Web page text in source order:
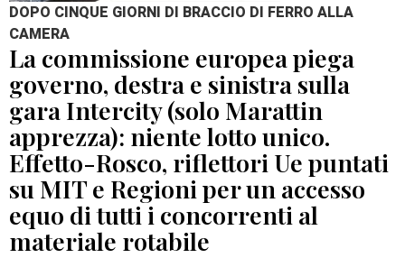
DOPO CINQUE GIORNI DI BRACCIO DI FERRO ALLA
CAMERA
La commissione europea piega
governo, destra e sinistra sulla
gara Intercity (solo Marattin
apprezza): niente lotto unico.
Effetto-Rosco, riflettori Ue puntati
su MIT e Regioni per un accesso
equo di tutti i concorrenti al
materiale rotabile